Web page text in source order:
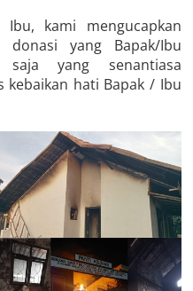
Ibu, kami mengucapkan
yang Bapak/Ibu
yang senantiasa
kebaikan hati Bapak / Ibu